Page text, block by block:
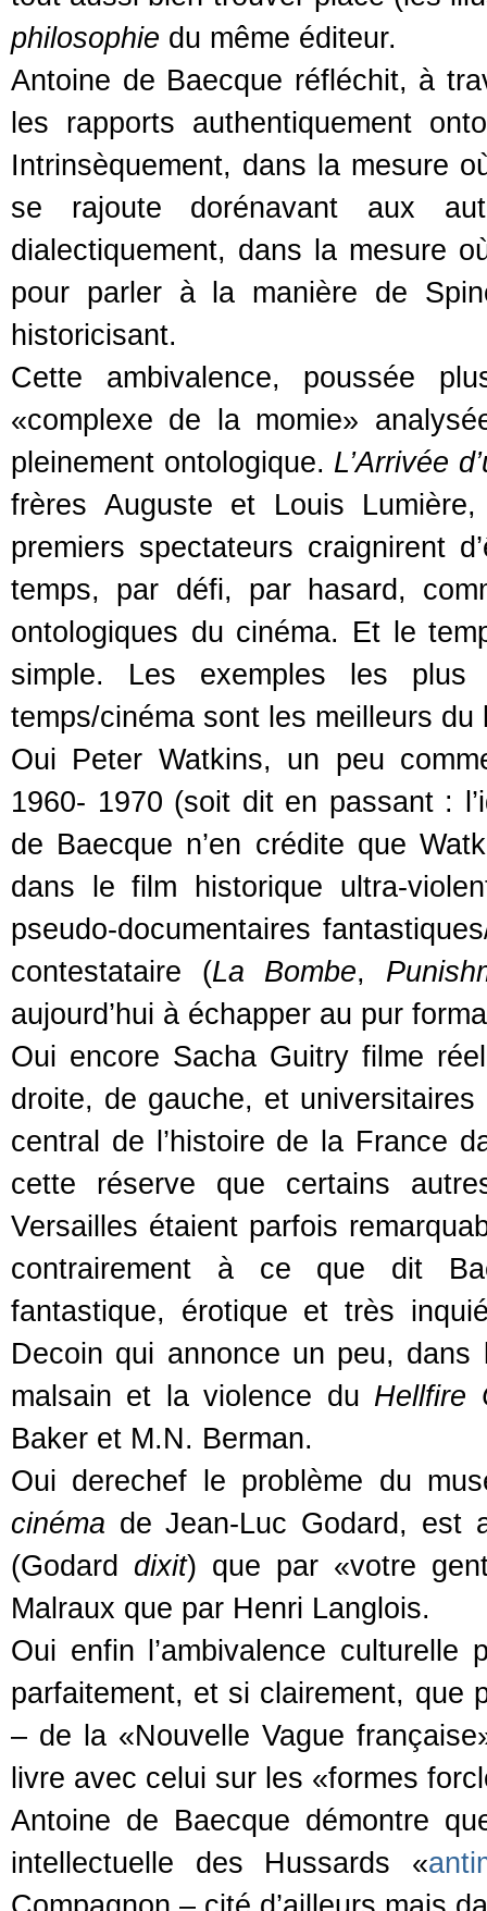
philosophie du même éditeur.
Antoine de Baecque réfléchit, à
les rapports authentiquement
Intrinsèquement, dans la mesure
se rajoute dorénavant aux
dialectiquement, dans la mesure
pour parler à la manière de
historicisant.
Cette ambivalence, poussée
«complexe de la momie»
pleinement ontologique. L’Arrivée
frères Auguste et Louis
premiers spectateurs craignirent
temps, par défi, par hasard,
ontologiques du cinéma. Et le
simple. Les exemples les plus
temps/cinéma sont les meilleurs du
Oui Peter Watkins, un peu
1960- 1970 (soit dit en passant :
de Baecque n’en crédite que
dans le film historique ultra-
pseudo-documentaires
contestataire (La Bombe,
aujourd’hui à échapper au pur
Oui encore Sacha Guitry filme
droite, de gauche, et
central de l’histoire de la France
cette réserve que certains
Versailles étaient parfois
contrairement à ce que dit
fantastique, érotique et très
Decoin qui annonce un peu, dans
malsain et la violence du Hellfire
Baker et M.N. Berman.
Oui derechef le problème du
cinéma de Jean-Luc Godard, est
(Godard dixit) que par «votre
Malraux que par Henri Langlois.
Oui enfin l’ambivalence culturelle
parfaitement, et si clairement, que
– de la «Nouvelle Vague
livre avec celui sur les «formes
Antoine de Baecque démontre
intellectuelle des Hussards «